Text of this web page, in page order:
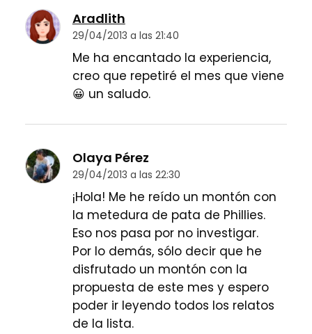
Aradlith
29/04/2013 a las 21:40
Me ha encantado la experiencia,
creo que repetiré el mes que viene
😀 un saludo.
Olaya Pérez
29/04/2013 a las 22:30
¡Hola! Me he reído un montón con
la metedura de pata de Phillies.
Eso nos pasa por no investigar.
Por lo demás, sólo decir que he
disfrutado un montón con la
propuesta de este mes y espero
poder ir leyendo todos los relatos
de la lista.